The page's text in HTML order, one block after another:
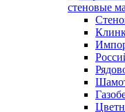
стеновые